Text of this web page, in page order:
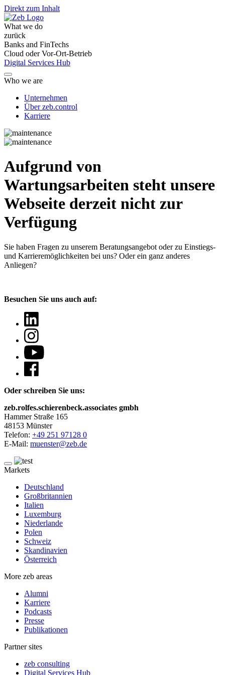
Direkt zum Inhalt
What we do
zurück
Banks and FinTechs
Cloud oder Vor-Ort-Betrieb
Digital Services Hub
Who we are
Unternehmen
Über zeb.control
Karriere
Aufgrund von
Wartungsarbeiten steht unsere
Webseite derzeit nicht zur
Verfügung
Sie haben Fragen zu unserem Beratungsangebot oder zu Einstiegs-
und Karrieremöglichkeiten bei uns? Oder ein ganz anderes
Anliegen?
Besuchen Sie uns auch auf:
Oder schreiben Sie uns:
zeb.rolfes.schierenbeck.associates gmbh
Hammer Straße 165
48153 Münster
Telefon: +49 251 97128 0
E-Mail: muenster@zeb.de
Markets
Deutschland
Großbritannien
Italien
Luxemburg
Niederlande
Polen
Schweiz
Skandinavien
Österreich
More zeb areas
Alumni
Karriere
Podcasts
Presse
Publikationen
Partner sites
zeb consulting
Digital Services Hub